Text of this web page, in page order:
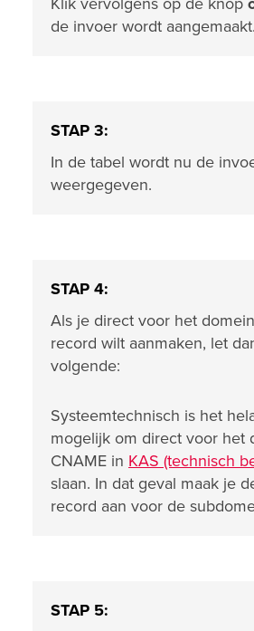
de invoer wordt aangemaakt.
STAP 3:
In de tabel wordt nu de
weergegeven.
STAP 4:
Als je direct voor het
record wilt aanmaken, let
volgende:
Systeemtechnisch is het
mogelijk om direct voor het
CNAME in KAS (technisch
slaan. In dat geval maak je
record aan voor de
STAP 5: